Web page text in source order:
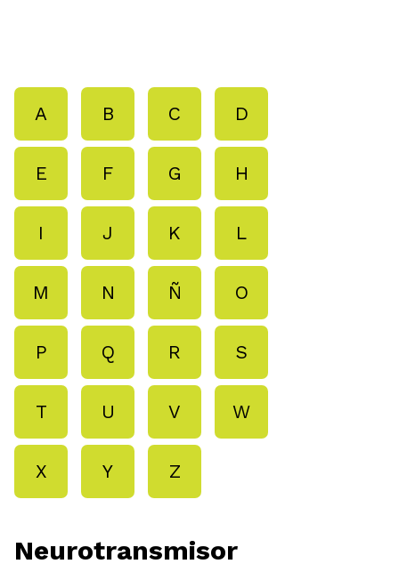
A B C D
E F G H
I J K L
M N Ñ O
P Q R S
T U V W
X Y Z
Neurotransmisor